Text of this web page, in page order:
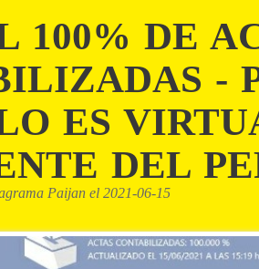
100% DE
-
ES
DEL
Paijan el 2021-06-15